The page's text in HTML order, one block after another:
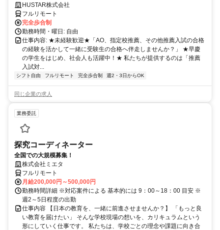
HUSTAR株式会社
フルリモート
完全歩合制
勤務時間・曜日: 自由
仕事内容: ★未経験歓迎★「AO、指定校推薦、その他推薦入試の合格
の経験を活かして一緒に受験生の合格へ伴走しませんか？」 ★早慶
の学生をはじめ、社会人も活躍中！★ 私たちが提供するのは「推薦
入試対...
シフト自由 フルリモート 完全歩合制 週2・3日からOK
同じ企業の求人
業務委託
探究コーディネーター
全国での大規模募集！
株式会社ミエタ
フルリモート
月給200,000円～500,000円
勤務時間詳細 ※対応案件による 基本的には 9：00～18：00 目安 ※
週2～5日程度の出勤
仕事内容 【日本の教育を、一緒に前進させませんか？】 「もっと良
い教育を届けたい」 そんな学校現場の想いを、カリキュラムという
形にしていく仕事です。 私たちは、学校ごとの理念や課題に向き合